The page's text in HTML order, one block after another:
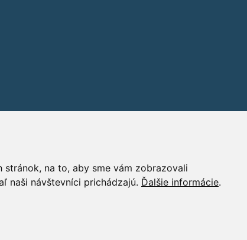
na to, aby sme vám zobrazovali
naši návštevníci prichádzajú. Ďalšie informácie.